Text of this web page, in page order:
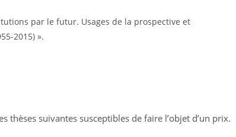
par le futur. Usages de la prospective et
2015) ».
suivantes susceptibles de faire l’objet d’un prix.